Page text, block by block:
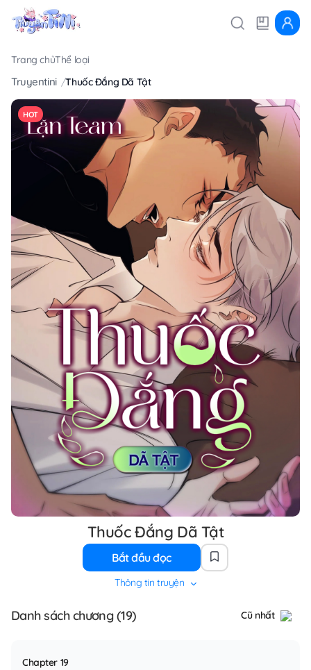
Trang chủThể loại
Truyentini Thuốc Đắng Dã Tật
HOT
Thuốc Đắng Dã Tật
Bắt đầu đọc
Thông tin truyện
Danh sách chương (19) Cũ nhất
Chapter 19